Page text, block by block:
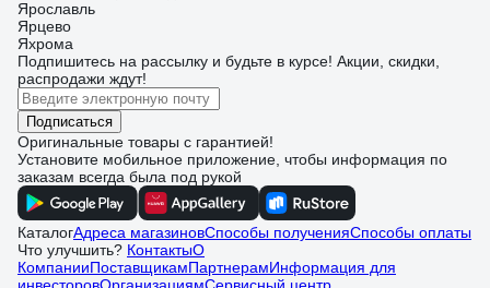
Ярославль
Ярцево
Яхрома
Подпишитесь на рассылку и будьте в курсе! Акции, скидки,
распродажи ждут!
Подписаться
Оригинальные товары с гарантией!
Установите мобильное приложение, чтобы информация по
заказам всегда была под рукой
КаталогАдреса магазиновСпособы полученияСпособы оплаты
Что улучшить? КонтактыО
КомпанииПоставщикамПартнерамИнформация для